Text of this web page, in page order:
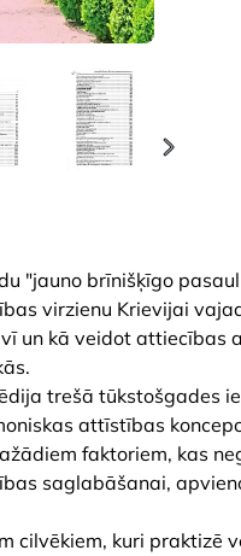
"jauno brīnišķīgo
virzienu Krievijai
un kā veidot
trešā tūkstošgades
attīstības
faktoriem, kas
saglabāšanai,
cilvēkiem, kuri praktizē